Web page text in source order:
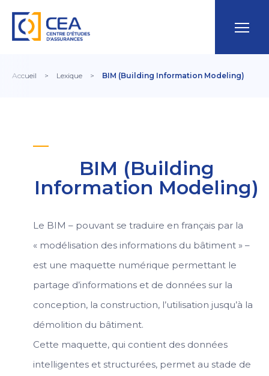
Accueil > Lexique > BIM (Building Information Modeling)
BIM (Building
Information Modeling)
Le BIM – pouvant se traduire en français par la
« modélisation des informations du bâtiment » –
est une maquette numérique permettant le
partage d’informations et de données sur la
conception, la construction, l’utilisation jusqu’à la
démolition du bâtiment.
Cette maquette, qui contient des données
intelligentes et structurées, permet au stade de